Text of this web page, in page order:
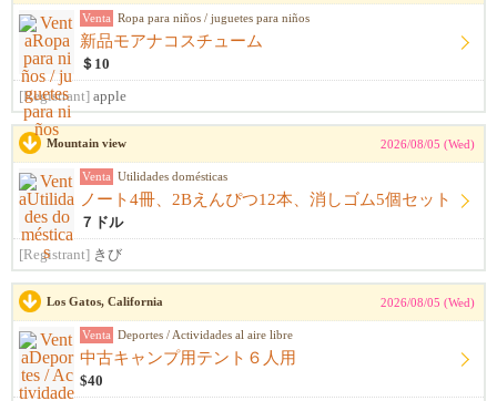
Venta Ropa para niños / juguetes para niños
新品モアナコスチューム
＄10
[Registrant] apple
Mountain view 2026/08/05 (Wed)
Venta Utilidades domésticas
ノート4冊、2Bえんぴつ12本、消しゴム5個セット
７ドル
[Registrant] きび
Los Gatos, California 2026/08/05 (Wed)
Venta Deportes / Actividades al aire libre
中古キャンプ用テント６人用
$40